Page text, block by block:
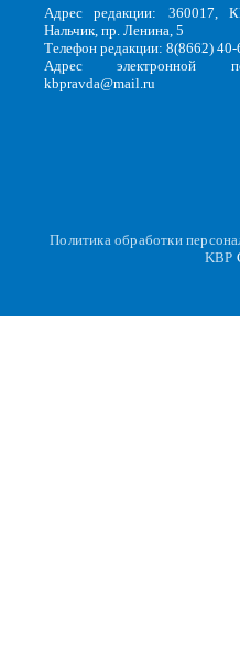
Адрес редакции: 360017,
Нальчик, пр. Ленина, 5
Телефон редакции: 8(8662)
Адрес электронной
kbpravda@mail.ru
Политика обработки
KBP